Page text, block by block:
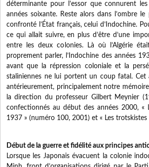
déterminante pour l’essor que connurent
années soixante. Reste alors dans l’ombre
confronté l’État français, celui d’Indochine.
ce qui allait suivre, en plus d’être d’une
entre les deux colonies. Là où l’Algérie
proprement parler, l’Indochine des années
avant que la répression coloniale et la
staliniennes ne lui portent un coup fatal. Cet
antérieurement, principalement notre
la direction du professeur Gilbert Meynier
confectionnés au début des années 2000,
1937 » (numéro 100, 2001) et « Les
Début de la guerre et fidélité aux principes
Lorsque les Japonais évacuent la colonie